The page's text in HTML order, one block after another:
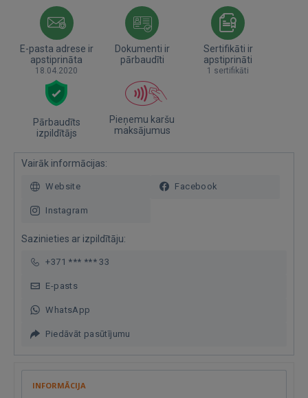
E-pasta adrese ir
apstiprināta
18.04.2020
Dokumenti ir
pārbaudīti
Sertifikāti ir
apstiprināti
1 sertifikāti
Pārbaudīts
izpildītājs
Pieņemu karšu
maksājumus
Vairāk informācijas:
Website Facebook
Instagram
Sazinieties ar izpildītāju:
+371 *** *** 33
E-pasts
WhatsApp
Piedāvāt pasūtījumu
INFORMĀCIJA